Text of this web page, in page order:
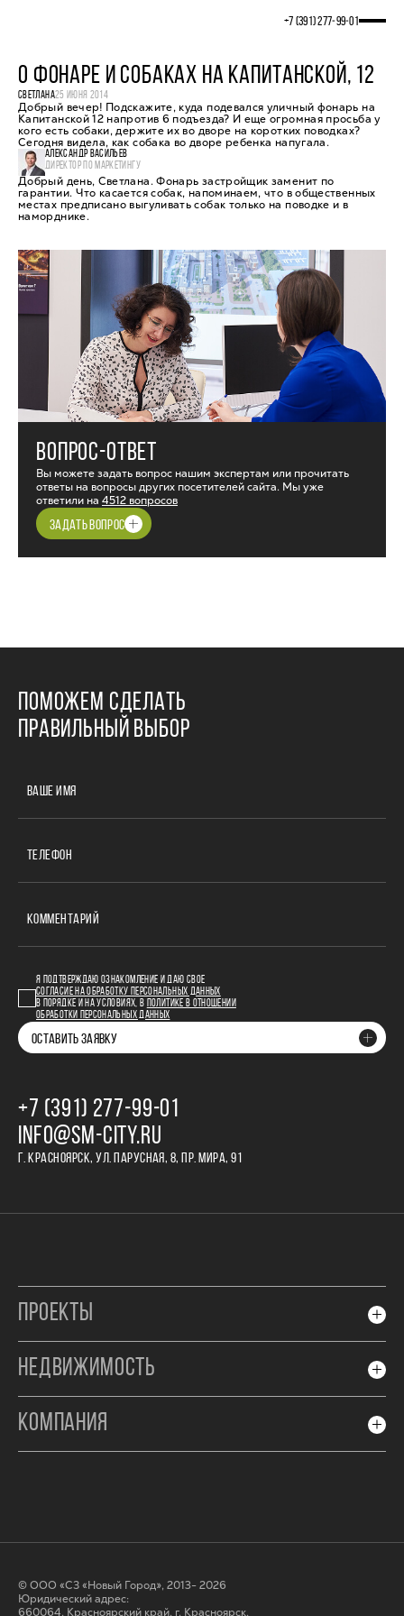
+7 (391) 277‒99‒01
О ФОНАРЕ И СОБАКАХ НА КАПИТАНСКОЙ, 12
СВЕТЛАНА25 ИЮНЯ 2014
Добрый вечер! Подскажите, куда подевался уличный фонарь на
Капитанской 12 напротив 6 подъезда? И еще огромная просьба у
кого есть собаки, держите их во дворе на коротких поводках?
Сегодня видела, как собака во дворе ребенка напугала.
АЛЕКСАНДР ВАСИЛЬЕВ
ДИРЕКТОР ПО МАРКЕТИНГУ
Добрый день, Светлана. Фонарь застройщик заменит по
гарантии. Что касается собак, напоминаем, что в общественных
местах предписано выгуливать собак только на поводке и в
наморднике.
ВОПРОС-ОТВЕТ
Вы можете задать вопрос нашим экспертам или прочитать
ответы на вопросы других посетителей сайта. Мы уже
ответили на 4512 вопросов
ЗАДАТЬ ВОПРОС
ПОМОЖЕМ СДЕЛАТЬ
ПРАВИЛЬНЫЙ ВЫБОР
ВАШЕ ИМЯ
ТЕЛЕФОН
КОММЕНТАРИЙ
Я ПОДТВЕРЖДАЮ ОЗНАКОМЛЕНИЕ И ДАЮ СВОЕ
СОГЛАСИЕ НА ОБРАБОТКУ ПЕРСОНАЛЬНЫХ ДАННЫХ
В ПОРЯДКЕ И НА УСЛОВИЯХ, В
ПОЛИТИКЕ В ОТНОШЕНИИ
ОБРАБОТКИ ПЕРСОНАЛЬНЫХ ДАННЫХ
ОСТАВИТЬ ЗАЯВКУ
+7 (391) 277‒99‒01
INFO@SM-CITY.RU
Г. КРАСНОЯРСК, УЛ. ПАРУСНАЯ, 8, ПР. МИРА, 91
ПРОЕКТЫ
НЕДВИЖИМОСТЬ
КОМПАНИЯ
© ООО «СЗ «Новый Город», 2013- 2026
Юридический адрес:
660064, Красноярский край, г. Красноярск,